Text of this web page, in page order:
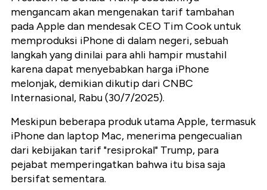
mengancam akan mengenakan tarif tambahan
pada Apple dan mendesak CEO Tim Cook untuk
memproduksi iPhone di dalam negeri, sebuah
langkah yang dinilai para ahli hampir mustahil
karena dapat menyebabkan harga iPhone
melonjak, demikian dikutip dari CNBC
Internasional, Rabu (30/7/2025).
Meskipun beberapa produk utama Apple, termasuk
iPhone dan laptop Mac, menerima pengecualian
dari kebijakan tarif "resiprokal" Trump, para
pejabat memperingatkan bahwa itu bisa saja
bersifat sementara.